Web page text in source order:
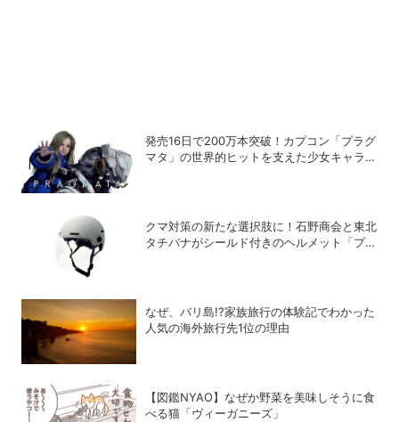
発売16日で200万本突破！カプコン「プラグ
マタ」の世界的ヒットを支えた少女キャラの
クマ対策の新たな選択肢に！石野商会と東北
タチバナがシールド付きのヘルメット「プロ
なぜ、バリ島!?家族旅行の体験記でわかった
人気の海外旅行先1位の理由
【図鑑NYAO】なぜか野菜を美味しそうに食
べる猫「ヴィーガニーズ」